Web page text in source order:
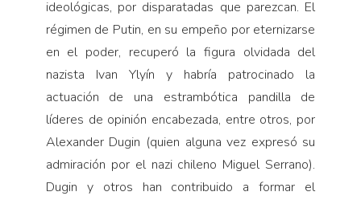
ideológicas, por dispa­ratadas que parezcan. El
régimen de Putin, en su empeño por eternizarse
en el poder, recuperó la figura olvidada del
nazista Ivan Ylyín y habría patrocinado la
actuación de una estrambótica pandilla de
líderes de opinión encabezada, entre otros, por
Alexander Dugin (quien alguna vez expresó su
admiración por el nazi chileno Miguel Serrano).
Dugin y otros han contribuido a formar el